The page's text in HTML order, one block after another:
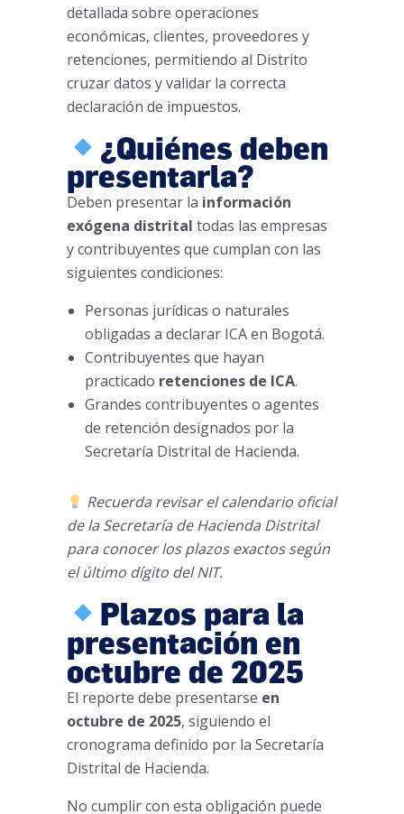
detallada sobre operaciones
económicas, clientes, proveedores y
retenciones, permitiendo al Distrito
cruzar datos y validar la correcta
declaración de impuestos.
¿Quiénes deben
presentarla?
Deben presentar la información
exógena distrital todas las empresas
y contribuyentes que cumplan con las
siguientes condiciones:
Personas jurídicas o naturales
obligadas a declarar ICA en Bogotá.
Contribuyentes que hayan
practicado retenciones de ICA.
Grandes contribuyentes o agentes
de retención designados por la
Secretaría Distrital de Hacienda.
Recuerda revisar el calendario oficial
de la Secretaría de Hacienda Distrital
para conocer los plazos exactos según
el último dígito del NIT.
Plazos para la
presentación en
octubre de 2025
El reporte debe presentarse en
octubre de 2025, siguiendo el
cronograma definido por la Secretaría
Distrital de Hacienda.
No cumplir con esta obligación puede